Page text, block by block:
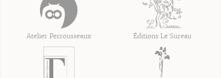
Atelier Perrousseaux Éditions Le Sureau